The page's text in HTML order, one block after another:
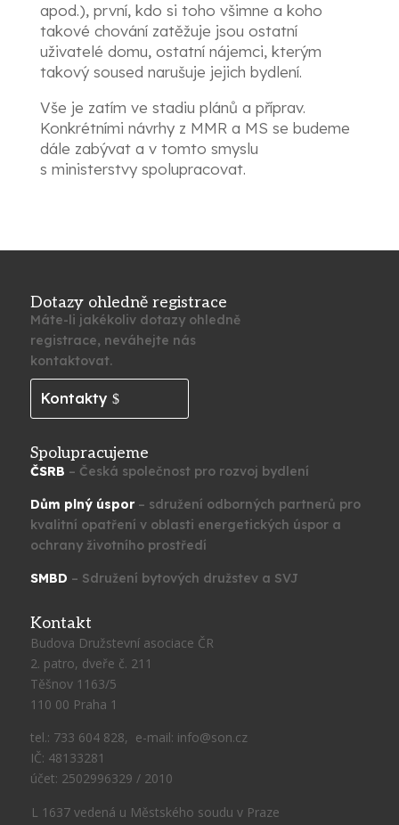
apod.), první, kdo si toho všimne a koho
takové chování zatěžuje jsou ostatní
uživatelé domu, ostatní nájemci, kterým
takový soused narušuje jejich bydlení.
Vše je zatím ve stadiu plánů a příprav.
Konkrétními návrhy z MMR a MS se budeme
dále zabývat a v tomto smyslu
s ministerstvy spolupracovat.
Dotazy ohledně registrace
Máte-li jakékoliv dotazy ohledně
registrace, neváhejte nás
kontaktovat.
Kontakty
Spolupracujeme
ČSRB – Česká společnost pro rozvoj bydlení
Dům plný úspor– sdružení odborných partnerů pro
kvalitní opatření v oblasti energetických úspor a
ochrany životního prostředí
SMBD – Sdružení bytových družstev a SVJ
Kontakt
Budova Družstevní asociace ČR
2. patro, dveře č. 211
Těšnov 1163/5
110 00 Praha 1
tel.: 733 604 828, e-mail: info@son.cz
IČ: 48133281
účet: 2502996329 / 2010
L 1637 vedená u Městského soudu v Praze